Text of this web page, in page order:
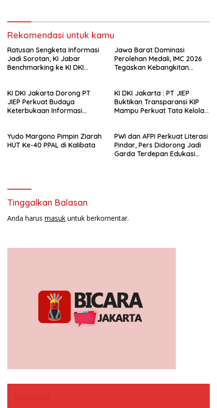
Rekomendasi untuk kamu
Ratusan Sengketa Informasi
Jadi Sorotan, KI Jabar
Benchmarking ke KI DKI
Jawa Barat Dominasi
Perolehan Medali, IMC 2026
Tegaskan Kebangkitan
KI DKI Jakarta Dorong PT
JIEP Perkuat Budaya
Keterbukaan Informasi
KI DKI Jakarta : PT JIEP
Buktikan Transparansi KIP
Mampu Perkuat Tata Kelola
Yudo Margono Pimpin Ziarah
HUT Ke-40 PPAL di Kalibata
PWI dan AFPI Perkuat Literasi
Pindar, Pers Didorong Jadi
Garda Terdepan Edukasi
Tinggalkan Balasan
Anda harus masuk untuk berkomentar.